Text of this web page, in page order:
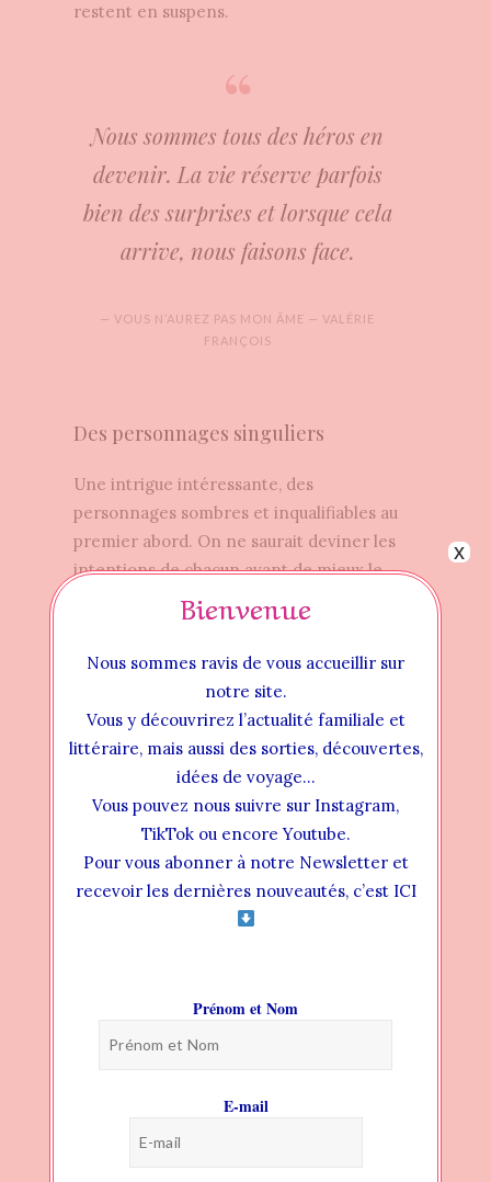
restent en suspens.
Nous sommes tous des héros en
devenir. La vie réserve parfois
bien des surprises et lorsque cela
arrive, nous faisons face.
— VOUS N’AUREZ PAS MON ÂME — VALÉRIE
FRANÇOIS
Des personnages singuliers
Une intrigue intéressante, des
personnages sombres et inqualifiables au
premier abord. On ne saurait deviner les
intentions de chacun avant de mieux le
Par petites touches, nous découvrons ce
qui ronge notre personnage principal.
Lorsque l’histoire du Colonel Steel nous
est entièrement révélée l’on comprend
mieux le personnage, ses réparties, ses
traumatismes et sa douleur. Mais aussi
d’où lui vient sa force, sa ténacité et sa
persévérance.
mettre sinon ma vie, au moins ma
raison en péril.
Bienvenue
Nous sommes ravis de vous accueillir sur
notre site.
Vous y découvrirez l’actualité familiale et
littéraire, mais aussi des sorties, découvertes,
idées de voyage…
Vous pouvez nous suivre sur Instagram,
TikTok ou encore Youtube.
Pour vous abonner à notre Newsletter et
recevoir les dernières nouveautés, c’est ICI
Prénom et Nom
E-mail
x